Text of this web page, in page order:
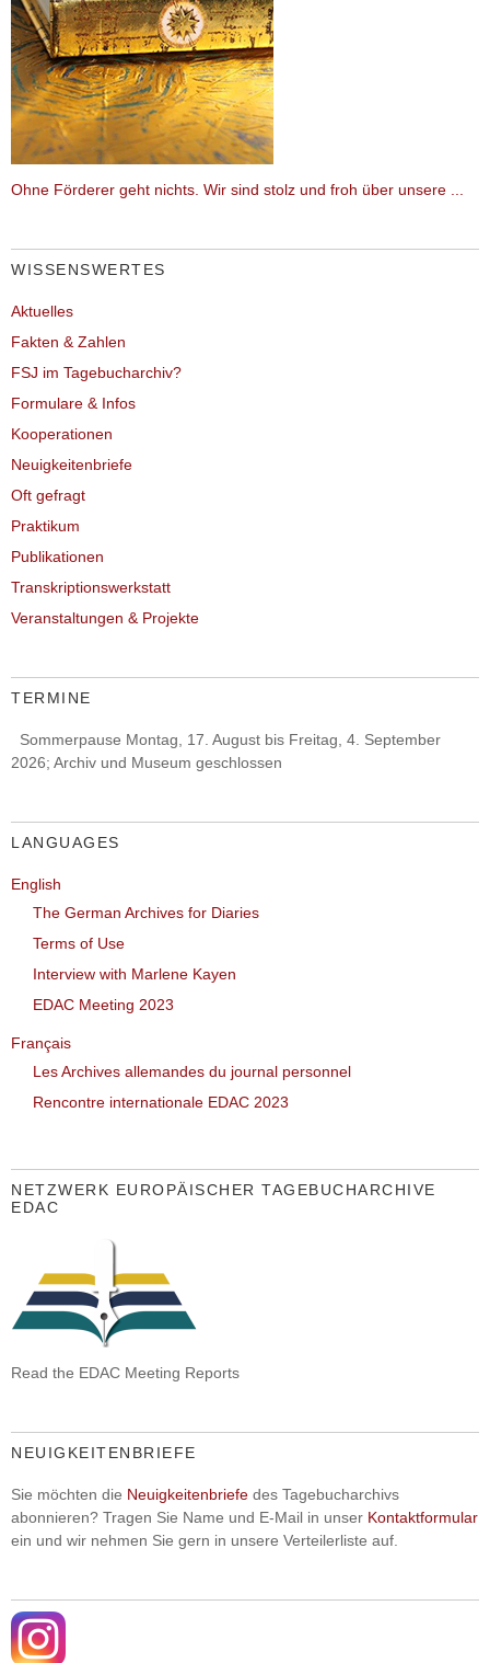
Ohne Förderer geht nichts. Wir sind stolz und froh über unsere ...
WISSENSWERTES
Aktuelles
Fakten & Zahlen
FSJ im Tagebucharchiv?
Formulare & Infos
Kooperationen
Neuigkeitenbriefe
Oft gefragt
Praktikum
Publikationen
Transkriptionswerkstatt
Veranstaltungen & Projekte
TERMINE
Sommerpause Montag, 17. August bis Freitag, 4. September
2026; Archiv und Museum geschlossen
LANGUAGES
English
The German Archives for Diaries
Terms of Use
Interview with Marlene Kayen
EDAC Meeting 2023
Français
Les Archives allemandes du journal personnel
Rencontre internationale EDAC 2023
NETZWERK EUROPÄISCHER TAGEBUCHARCHIVE
EDAC
Read the EDAC Meeting Reports
NEUIGKEITENBRIEFE
Sie möchten die Neuigkeitenbriefe des Tagebucharchivs
abonnieren? Tragen Sie Name und E-Mail in unser Kontaktformular
ein und wir nehmen Sie gern in unsere Verteilerliste auf.